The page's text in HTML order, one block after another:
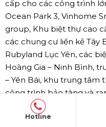
cấp cho các công trình
Ocean Park 3, Vinhome
group, Khu biệt thự cao
các chung cư liền kề Tây
Rubyland Lục Yên, các
Hoàng Gia – Ninh Bình,
– Yên Bái, khu trung tâm
công trình bảo tàng và
Trào...vv. Đặc biệt, Công
sang thị trường Malaysia
Hotline